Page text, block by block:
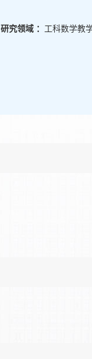
研究领域 ： 工科数学教